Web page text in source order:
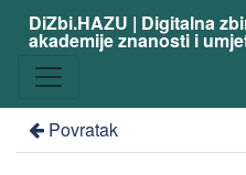
DiZbi.HAZU | Digitalna
akademije znanosti i
Povratak